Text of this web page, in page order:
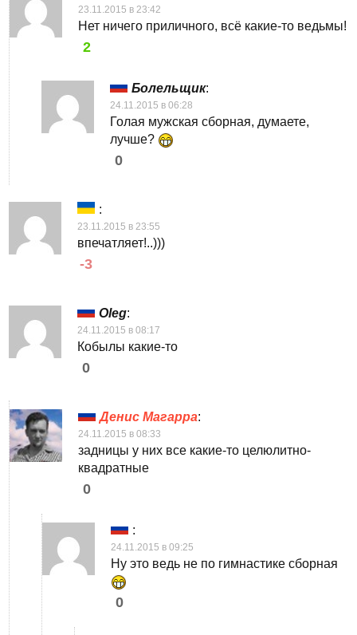
23.11.2015 в 23:42
Нет ничего приличного, всё какие-то ведьмы!
2
Болельщик:
24.11.2015 в 06:28
Голая мужская сборная, думаете,
лучше?
0
:
23.11.2015 в 23:55
впечатляет!..)))
-3
Oleg:
24.11.2015 в 08:17
Кобылы какие-то
0
Денис Магарра:
24.11.2015 в 08:33
задницы у них все какие-то целюлитно-
квадратные
0
:
24.11.2015 в 09:25
Ну это ведь не по гимнастике сборная
0